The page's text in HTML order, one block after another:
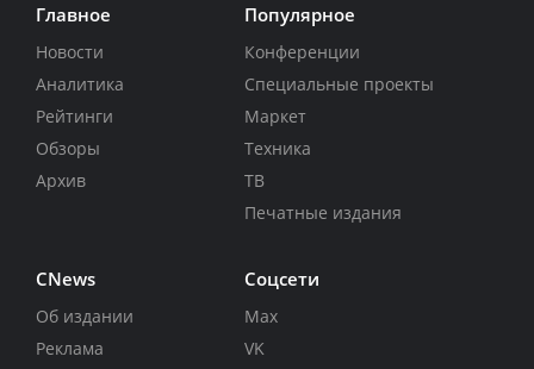
Главное
Новости
Аналитика
Рейтинги
Обзоры
Архив
Популярное
Конференции
Специальные проекты
Маркет
Техника
ТВ
Печатные издания
CNews
Об издании
Реклама
Соцсети
Max
VK